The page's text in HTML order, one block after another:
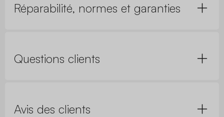
Réparabilité, normes et garanties
Questions clients
Avis des clients